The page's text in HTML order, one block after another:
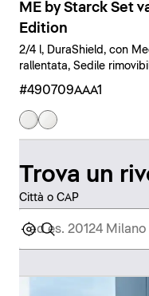
ME by Starck Set
Edition
2/4 l, DuraShield, con
rallentata, Sedile
#490709AAA1
Trova un
Città o CAP